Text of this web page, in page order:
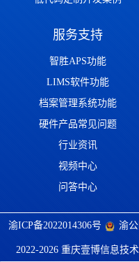
服务支持
智胜APS功能
LIMS软件功能
档案管理系统功能
硬件产品常见问题
行业资讯
视频中心
问答中心
渝ICP备2022014306号 渝公
2022-2026 重庆壹博信息技